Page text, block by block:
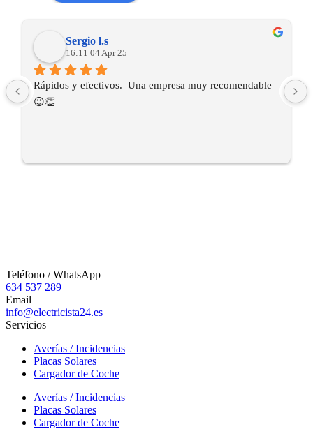
Sergio l.s
16:11 04 Apr 25
Rápidos y efectivos.  Una empresa muy recomendable
😉👏
Teléfono / WhatsApp
634 537 289
Email
info@electricista24.es
Servicios
Averías / Incidencias
Placas Solares
Cargador de Coche
Averías / Incidencias
Placas Solares
Cargador de Coche